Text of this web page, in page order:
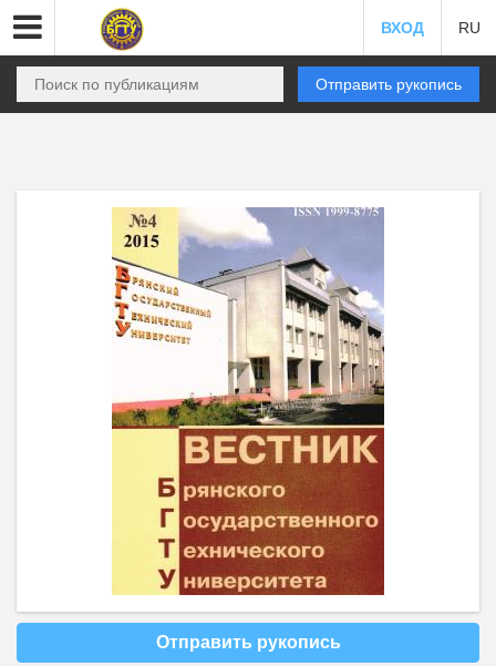
ВХОД RU
Отправить рукопись
Отправить рукопись